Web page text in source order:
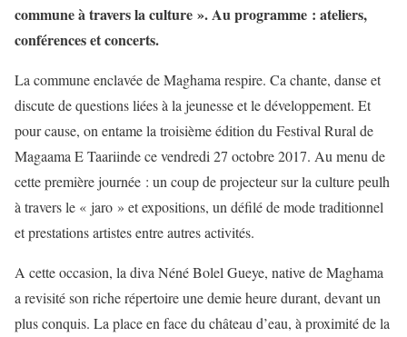
commune à travers la culture ». Au programme : ateliers,
conférences et concerts.
La commune enclavée de Maghama respire. Ca chante, danse et
discute de questions liées à la jeunesse et le développement. Et
pour cause, on entame la troisième édition du Festival Rural de
Magaama E Taariinde ce vendredi 27 octobre 2017. Au menu de
cette première journée : un coup de projecteur sur la culture peulh
à travers le « jaro » et expositions, un défilé de mode traditionnel
et prestations artistes entre autres activités.
A cette occasion, la diva Néné Bolel Gueye, native de Maghama
a revisité son riche répertoire une demie heure durant, devant un
plus conquis. La place en face du château d’eau, à proximité de la